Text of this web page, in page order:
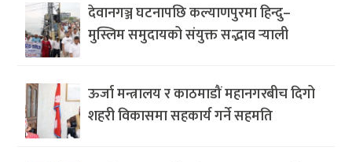
देवानगञ्ज घटनापछि कल्याणपुरमा हिन्दु–
मुस्लिम समुदायको संयुक्त सद्भाव र्‍याली
ऊर्जा मन्त्रालय र काठमाडौं महानगरबीच दिगो
शहरी विकासमा सहकार्य गर्ने सहमति